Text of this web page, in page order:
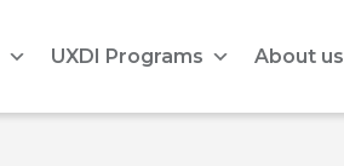
UXDI Programs About us